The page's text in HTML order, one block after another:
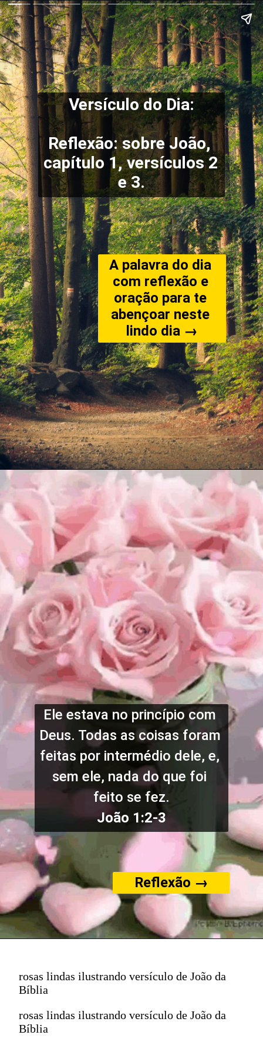
Versículo do Dia:
Reflexão: sobre João,
capítulo 1, versículos 2
e 3.
A palavra do dia
com reflexão e
oração para te
abençoar neste
lindo dia →
Ele estava no princípio com
Deus. Todas as coisas foram
feitas por intermédio dele, e,
sem ele, nada do que foi
feito se fez.
João 1:2-3
Reflexão →
rosas lindas ilustrando versículo de João da
Bíblia
rosas lindas ilustrando versículo de João da
Bíblia